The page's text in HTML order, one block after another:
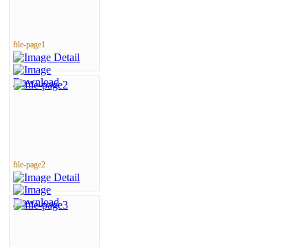
file-page1
file-page2